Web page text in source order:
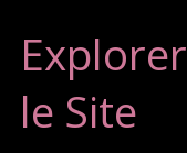
Explorer
le Site